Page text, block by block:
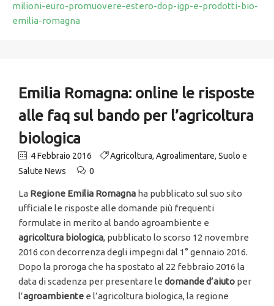
milioni-euro-promuovere-estero-dop-igp-e-prodotti-bio-
emilia-romagna
Emilia Romagna: online le risposte
alle faq sul bando per l’agricoltura
biologica
4 Febbraio 2016 Agricoltura, Agroalimentare, Suolo e
Salute News
0
La Regione Emilia Romagna ha pubblicato sul suo sito
ufficiale le risposte alle domande più frequenti
formulate in merito al bando agroambiente e
agricoltura biologica, pubblicato lo scorso 12 novembre
2016 con decorrenza degli impegni dal 1° gennaio 2016.
Dopo la proroga che ha spostato al 22 febbraio 2016 la
data di scadenza per presentare le domande d’aiuto per
l’agroambiente e l’agricoltura biologica, la regione